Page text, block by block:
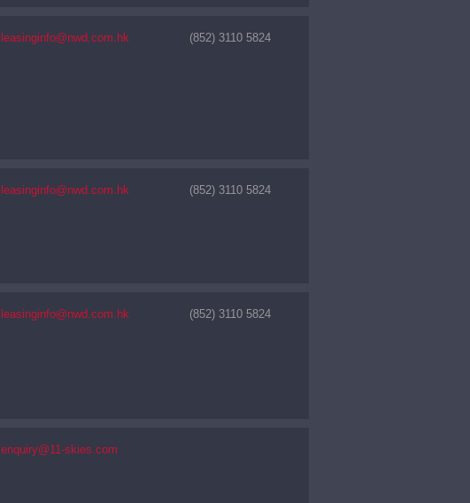
leasinginfo@nwd.com.hk (852) 3110 5824
leasinginfo@nwd.com.hk (852) 3110 5824
leasinginfo@nwd.com.hk (852) 3110 5824
enquiry@11-skies.com